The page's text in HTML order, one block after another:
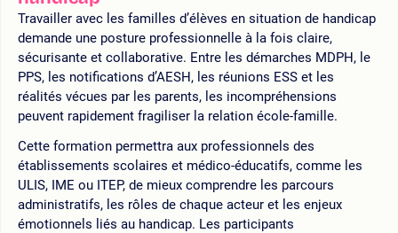
Travailler avec les familles d’élèves en situation de handicap
demande une posture professionnelle à la fois claire,
sécurisante et collaborative. Entre les démarches MDPH, le
PPS, les notifications d’AESH, les réunions ESS et les
réalités vécues par les parents, les incompréhensions
peuvent rapidement fragiliser la relation école-famille.
Cette formation permettra aux professionnels des
établissements scolaires et médico-éducatifs, comme les
ULIS, IME ou ITEP, de mieux comprendre les parcours
administratifs, les rôles de chaque acteur et les enjeux
émotionnels liés au handicap. Les participants